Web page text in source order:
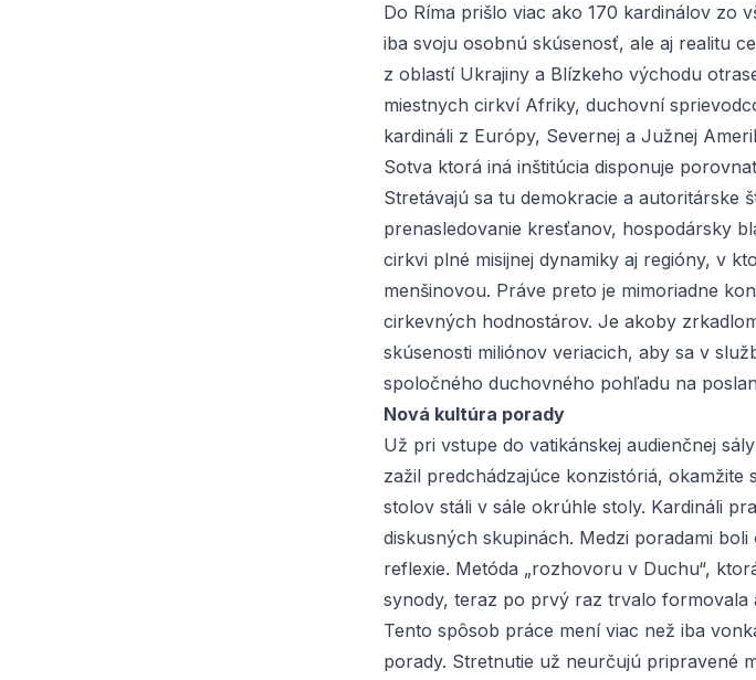
Do Ríma prišlo viac ako 170 kardinálov zo
iba svoju osobnú skúsenosť, ale aj realitu
z oblastí Ukrajiny a Blízkeho východu
miestnych cirkví Afriky, duchovní
kardináli z Európy, Severnej a Južnej
Sotva ktorá iná inštitúcia disponuje
Stretávajú sa tu demokracie a autoritárske
prenasledovanie kresťanov, hospodársky
cirkvi plné misijnej dynamiky aj regióny, v
menšinovou. Práve preto je mimoriadne
cirkevných hodnostárov. Je akoby
skúsenosti miliónov veriacich, aby sa v
spoločného duchovného pohľadu na
Nová kultúra porady
Už pri vstupe do vatikánskej audienčnej
zažil predchádzajúce konzistóriá, okamžite
stolov stáli v sále okrúhle stoly. Kardináli
diskusných skupinách. Medzi poradami
reflexie. Metóda „rozhovoru v Duchu“,
synody, teraz po prvý raz trvalo formovala
Tento spôsob práce mení viac než iba
porady. Stretnutie už neurčujú pripravené